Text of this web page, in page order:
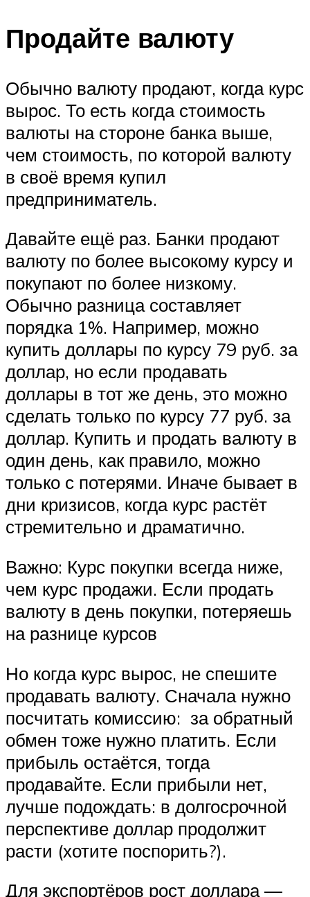
Продайте валюту
Обычно валюту продают, когда курс
вырос. То есть когда стоимость
валюты на стороне банка выше,
чем стоимость, по которой валюту
в своё время купил
предприниматель.
Давайте ещё раз. Банки продают
валюту по более высокому курсу и
покупают по более низкому.
Обычно разница составляет
порядка 1%. Например, можно
купить доллары по курсу 79 руб. за
доллар, но если продавать
доллары в тот же день, это можно
сделать только по курсу 77 руб. за
доллар. Купить и продать валюту в
один день, как правило, можно
только с потерями. Иначе бывает в
дни кризисов, когда курс растёт
стремительно и драматично.
Важно: Курс покупки всегда ниже,
чем курс продажи. Если продать
валюту в день покупки, потеряешь
на разнице курсов
Но когда курс вырос, не спешите
продавать валюту. Сначала нужно
посчитать комиссию: за обратный
обмен тоже нужно платить. Если
прибыль остаётся, тогда
продавайте. Если прибыли нет,
лучше подождать: в долгосрочной
перспективе доллар продолжит
расти (хотите поспорить?).
Для экспортёров рост доллара —